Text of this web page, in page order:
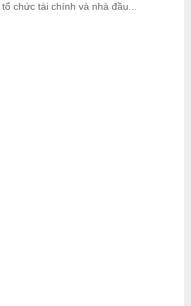
chức tài chính và nhà đầu...